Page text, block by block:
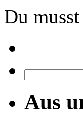
Du musst
nach:
Aus